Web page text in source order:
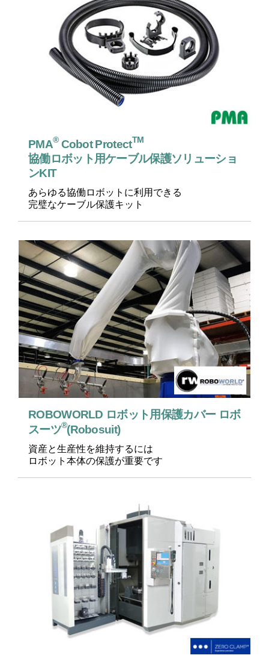
PMA®Cobot ProtectTM
協働ロボット用ケーブル保護ソリューショ
ンKIT
あらゆる協働ロボットに利用できる
完璧なケーブル保護キット
ROBOWORLD ロボット用保護カバー ロボ
スーツ®(Robosuit)
資産と生産性を維持するには
ロボット本体の保護が重要です